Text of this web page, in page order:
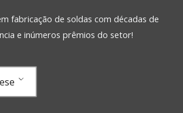
fabricação de soldas com décadas de
e inúmeros prêmios do setor!